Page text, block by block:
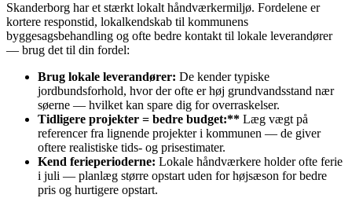
Skanderborg har et stærkt lokalt håndværkermiljø. Fordelene er
kortere responstid, lokalkendskab til kommunens
byggesagsbehandling og ofte bedre kontakt til lokale leverandører
— brug det til din fordel:
Brug lokale leverandører: De kender typiske
jordbundsforhold, hvor der ofte er høj grundvandsstand nær
søerne — hvilket kan spare dig for overraskelser.
Tidligere projekter = bedre budget:** Læg vægt på
referencer fra lignende projekter i kommunen — de giver
oftere realistiske tids‑ og prisestimater.
Kend ferieperioderne: Lokale håndværkere holder ofte ferie
i juli — planlæg større opstart uden for højsæson for bedre
pris og hurtigere opstart.